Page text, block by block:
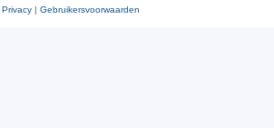
Privacy | Gebruikersvoorwaarden